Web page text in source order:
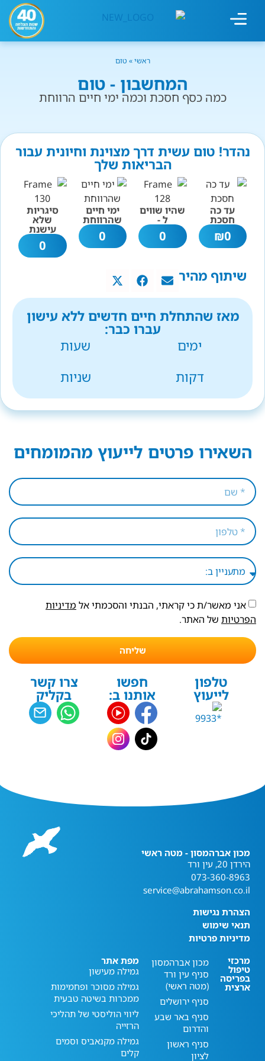
ראשי» טום
המחשבון - טום
כמה כסף חסכת וכמה ימי חיים הרווחת
נהדר! טום עשית דרך מצוינת וחיונית עבור
הבריאות שלך
עד כה
חסכת
0
₪
שהיו שווים
ל -
0
ימי חיים
שהרווחת
0
סיגריות
שלא
עישנת
0
שיתוף מהיר
מאז שהתחלת חיים חדשים ללא עישון
עברו כבר:
ימים
שעות
דקות
שניות
השאירו פרטים לייעוץ מהמומחים
אני מאשר/ת כי קראתי, הבנתי והסכמתי אל מדיניות
הפרטיות של האתר.
שליחה
טלפון
לייעוץ
חפשו
אותנו ב:
צרו קשר
בקליק
מכון אברהמסון - מטה ראשי
הירדן 20, עין ורד
073-360-8963
service@abrahamson.co.il
הצהרת נגישות
תנאי שימוש
מדיניות פרטיות
מרכזי
טיפול
בפריסה
ארצית
מכון אברהמסון
סניף עין ורד
(מטה ראשי)
סניף ירושלים
סניף באר שבע
והדרום
סניף ראשון
לציון
מפת אתר
גמילה מעישון
גמילה מסוכר ופחמימות
ממכרות בשיטה טבעית
ליווי הוליסטי של תהליכי
הרזייה
גמילה מקנאביס וסמים
קלים